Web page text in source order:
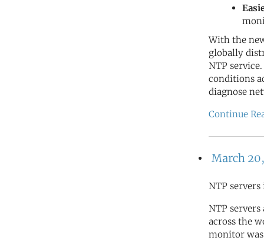
With the
globally
NTP
conditions
diagnose
Continue
March
NTP
NTP
across the
monitor